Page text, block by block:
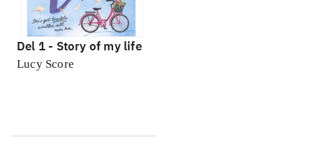
Del 1 - Story of my life
Lucy Score